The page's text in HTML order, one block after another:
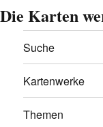
Die Karten
Suche
Kartenwerke
Themen